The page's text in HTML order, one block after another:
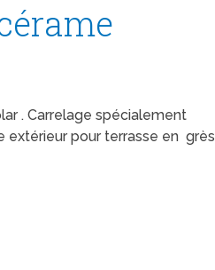
. Carrelage spécialement
extérieur pour terrasse en grès